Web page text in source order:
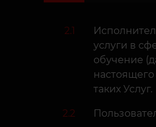
2.1
услуги в
обучение
таких Услуг.
2.2